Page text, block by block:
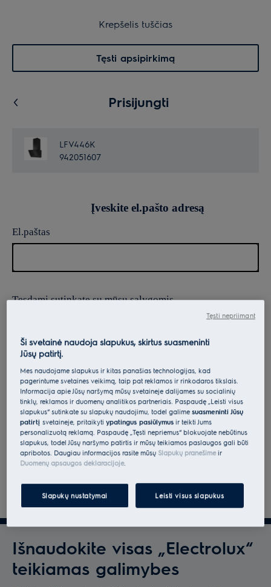
Menu 0
Krepšelis tuščias
Tęsti apsipirkimą
Prisijungti
LFV446K
942051607
Įveskite el.pašto adresą
El.paštas
Tęsdami sutinkate su mūsų sąlygomis.
asmens duomenis, peržiūrėkite mūsų duomenų apsaugos
deklaraciją.
Išnaudokite visas „Electrolux“
teikiamas galimybes
Ši svetainė naudoja slapukus, skirtus suasmeninti
Jūsų patirtį.
Mes naudojame slapukus ir kitas panašias technologijas, kad
pagerintume svetainės veikimą, taip pat reklamos ir rinkodaros tikslais.
Informacija apie Jūsų naršymą mūsų svetainėje dalijamės su socialinių
tinklų, reklamos ir duomenų analitikos partneriais. Paspaudę „Leisti visus
slapukus“ sutinkate su slapukų naudojimu, todėl galimesuasmeninti Jūsų
patirtįsvetainėje, pritaikytiypatingus pasiūlymus ir teikti Jums
personalizuotą reklamą. Paspaudę „Tęsti nepriėmus“ blokuojate nebūtinus
slapukus, todėl Jūsų naršymo patirtis ir mūsų teikiamos paslaugos gali būti
apribotos. Daugiau informacijos rasite mūsų Slapukų pranešimeir
Duomenų apsaugos deklaracijoje.
Slapukų nustatymai Leisti visus slapukus
Tęsti nepriimant